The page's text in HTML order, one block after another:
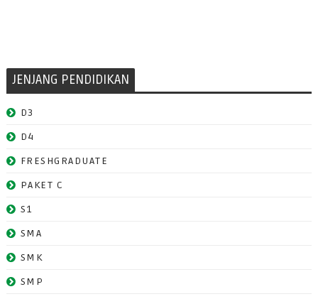
JENJANG PENDIDIKAN
D3
D4
FRESHGRADUATE
PAKET C
S1
SMA
SMK
SMP